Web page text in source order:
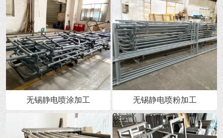
无锡静电喷涂加工 无锡静电喷粉加工